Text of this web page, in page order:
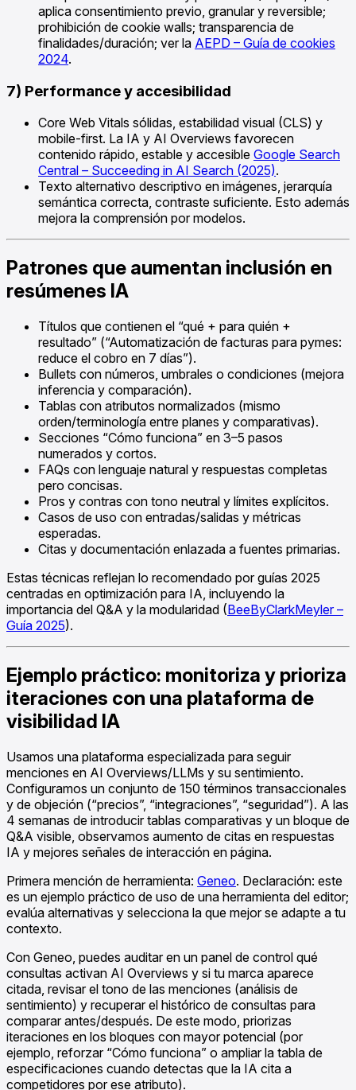
aplica consentimiento previo, granular y reversible;
prohibición de cookie walls; transparencia de
finalidades/duración; ver la AEPD – Guía de cookies
2024.
7) Performance y accesibilidad
Core Web Vitals sólidas, estabilidad visual (CLS) y
mobile-first. La IA y AI Overviews favorecen
contenido rápido, estable y accesible Google Search
Central – Succeeding in AI Search (2025).
Texto alternativo descriptivo en imágenes, jerarquía
semántica correcta, contraste suficiente. Esto además
mejora la comprensión por modelos.
Patrones que aumentan inclusión en
resúmenes IA
Títulos que contienen el “qué + para quién +
resultado” (“Automatización de facturas para pymes:
reduce el cobro en 7 días”).
Bullets con números, umbrales o condiciones (mejora
inferencia y comparación).
Tablas con atributos normalizados (mismo
orden/terminología entre planes y comparativas).
Secciones “Cómo funciona” en 3–5 pasos
numerados y cortos.
FAQs con lenguaje natural y respuestas completas
pero concisas.
Pros y contras con tono neutral y límites explícitos.
Casos de uso con entradas/salidas y métricas
esperadas.
Citas y documentación enlazada a fuentes primarias.
Estas técnicas reflejan lo recomendado por guías 2025
centradas en optimización para IA, incluyendo la
importancia del Q&A y la modularidad (BeeByClarkMeyler –
Guía 2025).
Ejemplo práctico: monitoriza y prioriza
iteraciones con una plataforma de
visibilidad IA
Usamos una plataforma especializada para seguir
menciones en AI Overviews/LLMs y su sentimiento.
Configuramos un conjunto de 150 términos transaccionales
y de objeción (“precios”, “integraciones”, “seguridad”). A las
4 semanas de introducir tablas comparativas y un bloque de
Q&A visible, observamos aumento de citas en respuestas
IA y mejores señales de interacción en página.
Primera mención de herramienta: Geneo. Declaración: este
es un ejemplo práctico de uso de una herramienta del editor;
evalúa alternativas y selecciona la que mejor se adapte a tu
contexto.
Con Geneo, puedes auditar en un panel de control qué
consultas activan AI Overviews y si tu marca aparece
citada, revisar el tono de las menciones (análisis de
sentimiento) y recuperar el histórico de consultas para
comparar antes/después. De este modo, priorizas
iteraciones en los bloques con mayor potencial (por
ejemplo, reforzar “Cómo funciona” o ampliar la tabla de
especificaciones cuando detectas que la IA cita a
competidores por ese atributo).